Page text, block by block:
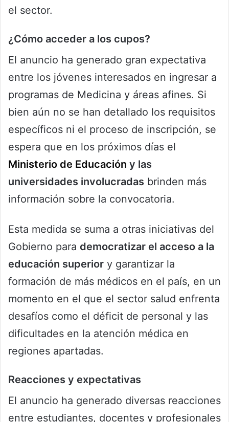
el sector.
¿Cómo acceder a los cupos?
El anuncio ha generado gran expectativa
entre los jóvenes interesados en ingresar a
programas de Medicina y áreas afines. Si
bien aún no se han detallado los requisitos
específicos ni el proceso de inscripción, se
espera que en los próximos días el
Ministerio de Educación y las
universidades involucradas brinden más
información sobre la convocatoria.
Esta medida se suma a otras iniciativas del
Gobierno para democratizar el acceso a la
educación superior y garantizar la
formación de más médicos en el país, en un
momento en el que el sector salud enfrenta
desafíos como el déficit de personal y las
dificultades en la atención médica en
regiones apartadas.
Reacciones y expectativas
El anuncio ha generado diversas reacciones
entre estudiantes, docentes y profesionales